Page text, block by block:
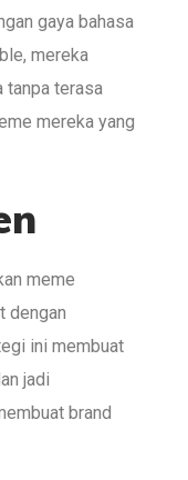
gaya bahasa
mereka
tanpa terasa
mereka yang
meme
dengan
ini membuat
jadi
brand